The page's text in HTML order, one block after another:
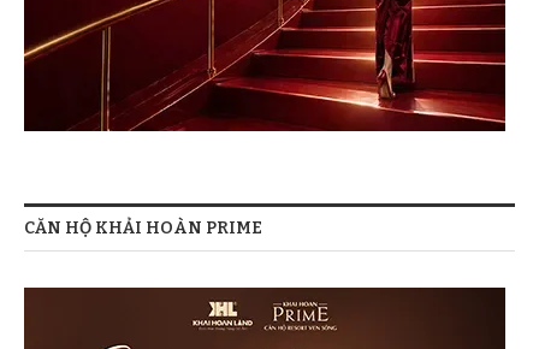
CĂN HỘ KHẢI HOÀN PRIME